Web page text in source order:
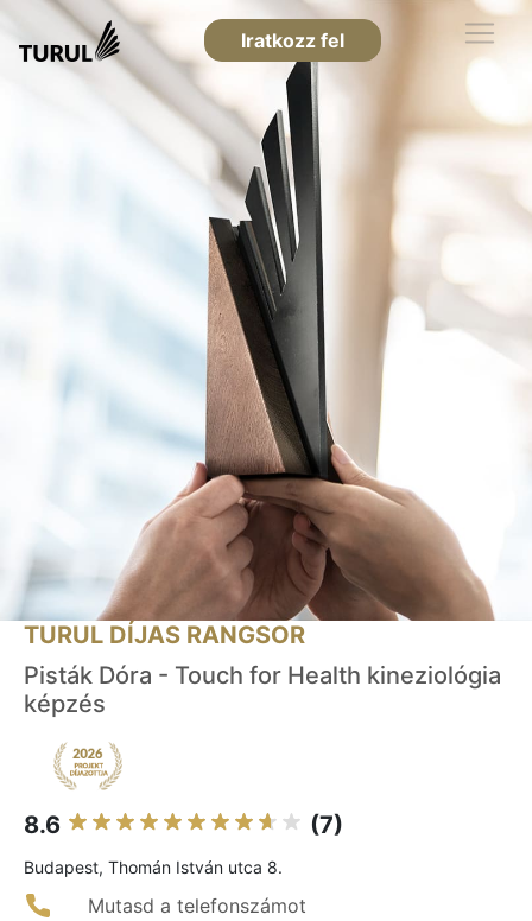
Iratkozz fel
TURUL DÍJAS RANGSOR
Pisták Dóra - Touch for Health kineziológia
képzés
8.6 (7)
Budapest, Thomán István utca 8.
Mutasd a telefonszámot